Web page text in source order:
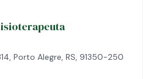
Porto Alegre, RS, 91350-250